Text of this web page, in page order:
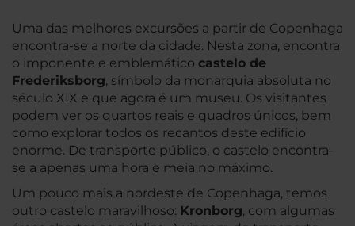
Uma das melhores excursões a partir de Copenhaga
encontra-se a norte da cidade. Nesta zona, encontra
o imponente e emblemático castelo de
Frederiksborg, símbolo da monarquia absoluta no
século XIX e que agora é um museu. Os visitantes
podem ver os quartos reais e quadros únicos, bem
como explorar todos os recantos deste edifício
enorme. De transporte público, o castelo encontra-
se a apenas uma hora e meia no máximo.
Um pouco mais a nordeste de Copenhaga, temos
outro castelo maravilhoso: Kronborg, com algumas